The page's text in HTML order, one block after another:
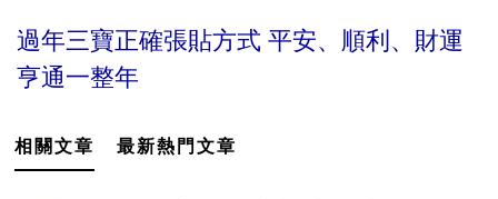
過年三寶正確張貼方式 平安、順利、財運
亨通一整年
相關文章 最新熱門文章